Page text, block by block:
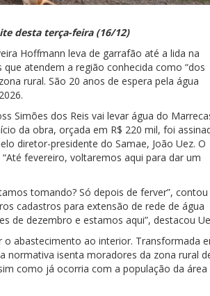
desta terça-feira (16/12)
Hoffmann leva de garrafão até a lida na
atendem a região conhecida como “dos
rural. São 20 anos de espera pela água
Simões dos Reis vai levar água do
da obra, orçada em R$ 220 mil, foi
diretor-presidente do Samae, João Uez. O
fevereiro, voltaremos aqui para dar um
tomando? Só depois de ferver”, contou
cadastros para extensão de rede de água
de dezembro e estamos aqui”, destacou
o abastecimento ao interior. Transformada
normativa isenta moradores da zona rural
como já ocorria com a população da área